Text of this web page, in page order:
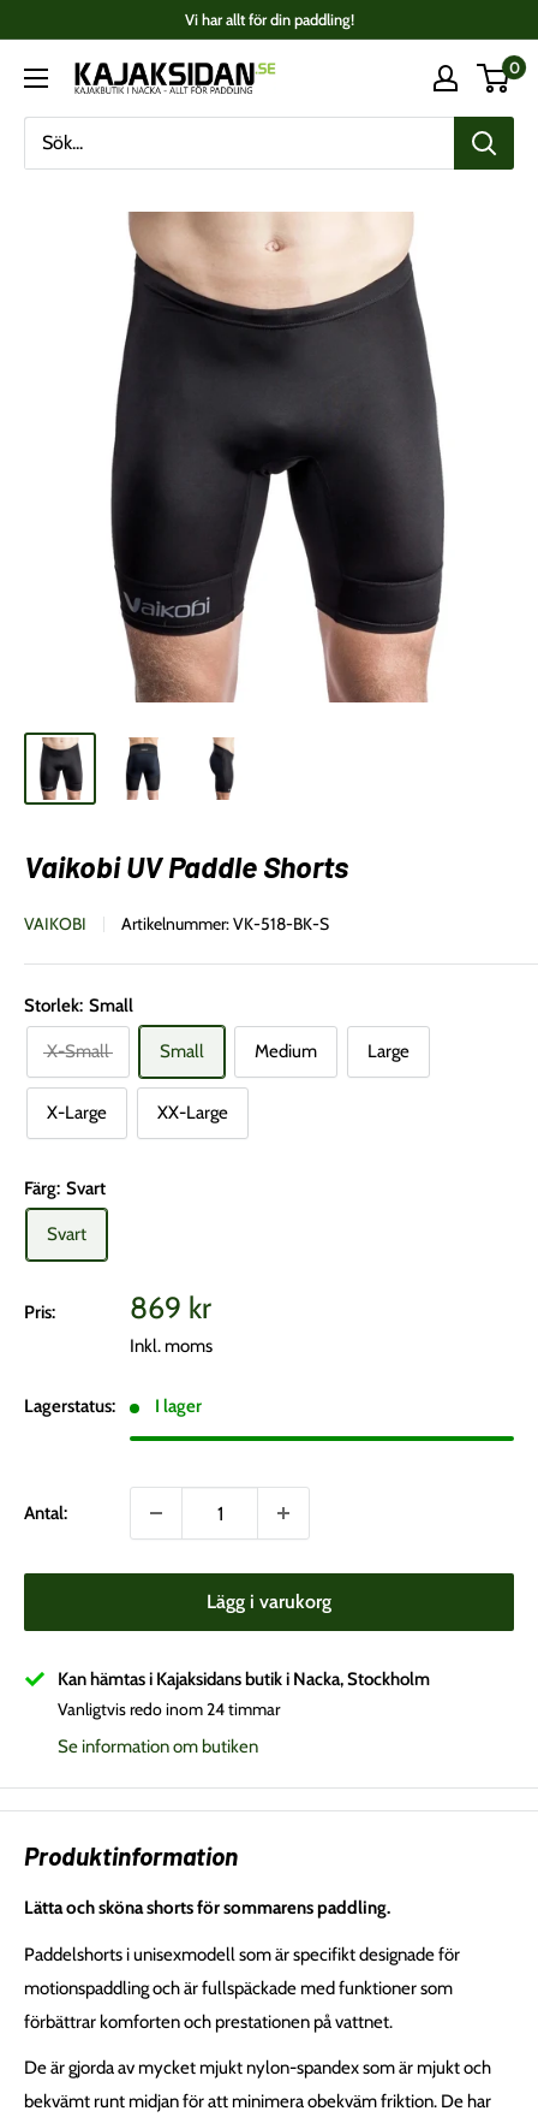
innehåll
Vi har allt för din paddling!
Kajaksidan
0
Vaikobi UV Paddle Shorts
VAIKOBI Artikelnummer:VK-518-BK-S
Storlek: Small
X-Small Small Medium Large
X-Large XX-Large
Färg: Svart
Svart
Pris:
Vårt
pris
869 kr
Inkl. moms
Lagerstatus: I lager
Antal:
Lägg i varukorg
Kan hämtas i Kajaksidans butik i Nacka, Stockholm
Vanligtvis redo inom 24 timmar
Se information om butiken
Produktinformation
Lätta och sköna shorts för sommarens paddling.
Paddelshorts i unisexmodell som är specifikt designade för
motionspaddling och är fullspäckade med funktioner som
förbättrar komforten och prestationen på vattnet.
De är gjorda av mycket mjukt nylon-spandex som är mjukt och
bekvämt runt midjan för att minimera obekväm friktion. De har